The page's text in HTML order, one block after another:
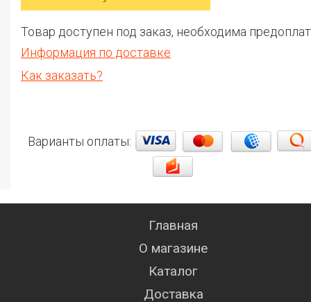
Товар доступен под заказ, необходима
Информация по доставке
Как заказать?
Варианты оплаты:
Главная
О магазине
Каталог
Доставка